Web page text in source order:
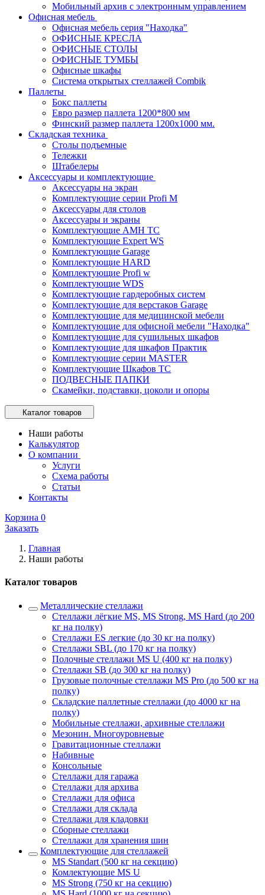
Мобильный архив с электронным управлением
Офисная мебель
Офисная мебель серия "Находка"
ОФИСНЫЕ КРЕСЛА
ОФИСНЫЕ СТОЛЫ
ОФИСНЫЕ ТУМБЫ
Офисные шкафы
Система открытых стеллажей Combik
Паллеты
Бокс паллеты
Евро размер паллета 1200*800 мм
Финский размер паллета 1200х1000 мм.
Складская техника
Столы подъемные
Тележки
Штабелеры
Аксессуары и комплектующие
Аксессуары на экран
Комплектующие серии Profi M
Аксессуары для столов
Аксессуары и экраны
Комплектующие AMH TC
Комплектующие Expert WS
Комплектующие Garage
Комплектующие HARD
Комплектующие Profi w
Комплектующие WDS
Комплектующие гардеробных систем
Комплектующие для верстаков Garage
Комплектующие для медицинской мебели
Комплектующие для офисной мебели "Находка"
Комплектующие для сушильных шкафов
Комплектующие для шкафов Практик
Комплектующие серии MASTER
Комплектующие Шкафов ТС
ПОДВЕСНЫЕ ПАПКИ
Скамейки, подставки, цоколи и опоры
Каталог товаров
Наши работы
Калькулятор
О компании
Услуги
Схема работы
Статьи
Контакты
Корзина 0
Заказать
Главная
Наши работы
Каталог товаров
Металлические стеллажи
Стеллажи лёгкие MS, MS Strong, MS Hard (до 200
кг на полку)
Стеллажи ES легкие (до 30 кг на полку)
Стеллажи SBL (до 170 кг на полку)
Полочные стеллажи MS U (400 кг на полку)
Стеллажи SB (до 300 кг на полку)
Грузовые полочные стеллажи MS Pro (до 500 кг на
полку)
Складские паллетные стеллажи (до 4000 кг на
полку)
Мобильные стеллажи, архивные стеллажи
Мезонин. Многоуровневые
Гравитационные стеллажи
Набивные
Консольные
Стеллажи для гаража
Стеллажи для архива
Стеллажи для офиса
Стеллажи для склада
Стеллажи для кладовки
Сборные стеллажи
Стеллажи для хранения шин
Комплектующие для стеллажей
MS Standart (500 кг на секцию)
Комлектующие MS U
MS Strong (750 кг на секцию)